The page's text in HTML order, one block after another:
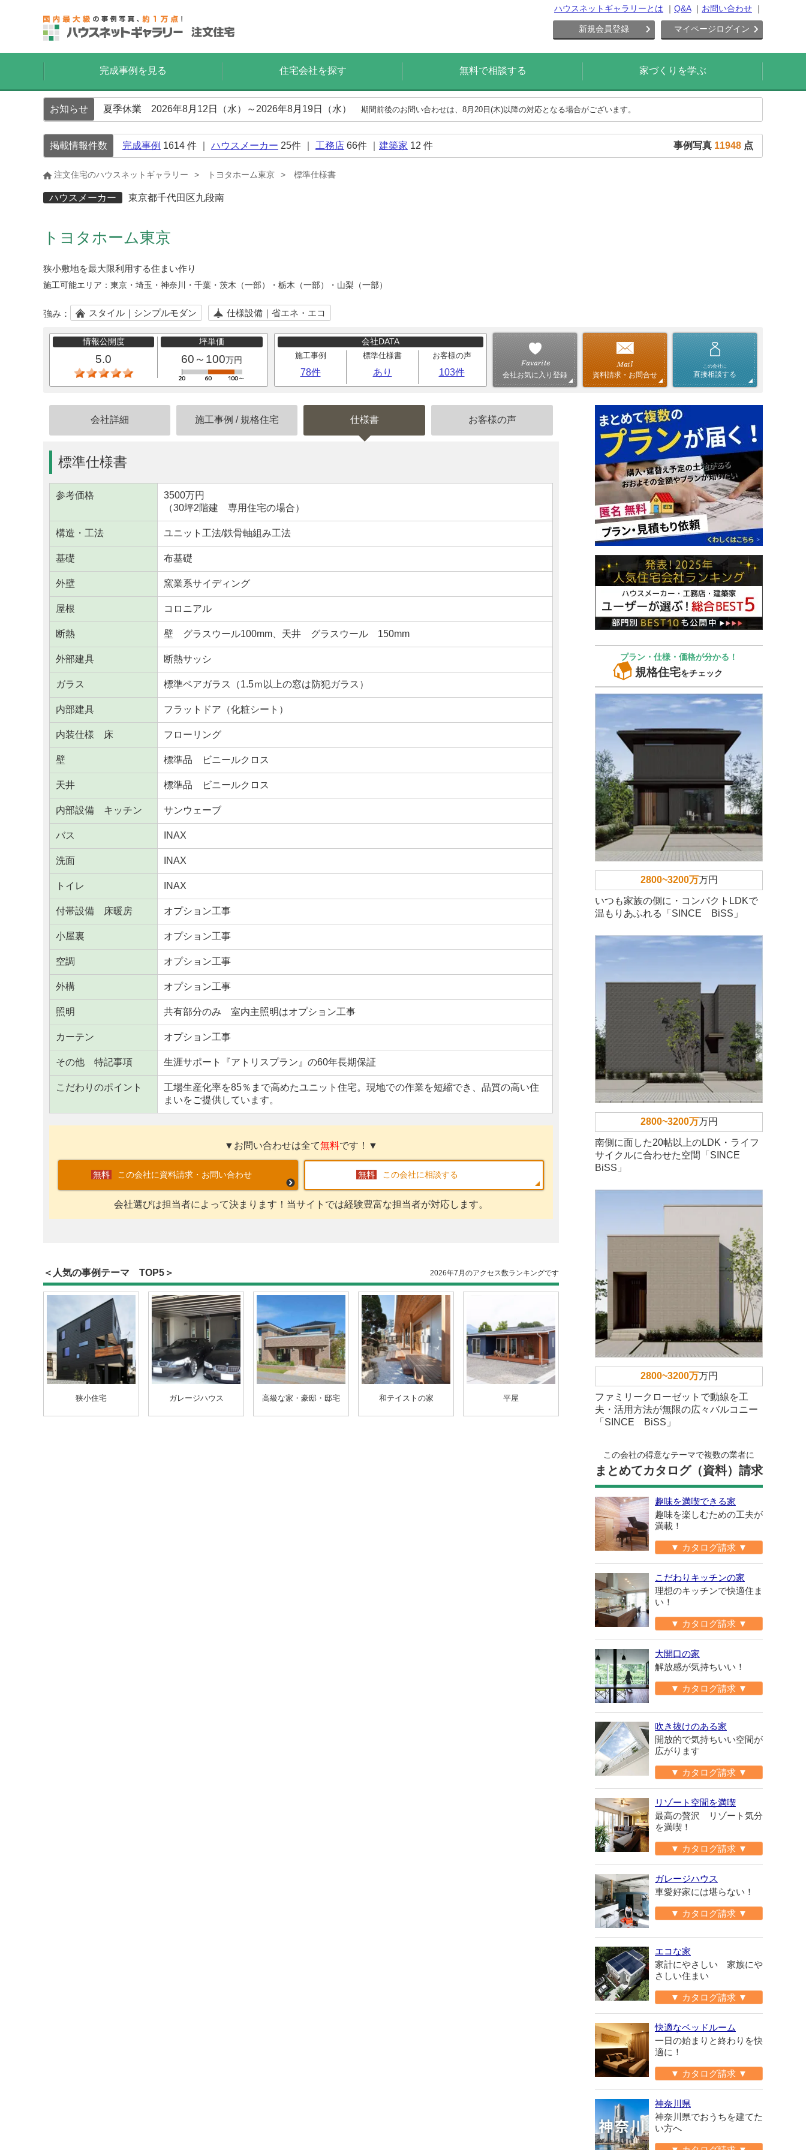
ハウスネットギャラリーとは Q&A お問い合わせ
新規会員登録 マイページログイン
完成事例を見る 住宅会社を探す 無料で相談する 家づくりを学ぶ
お知らせ 夏季休業 2026年8月12日（水）～2026年8月19日（水） 期間前後のお問い合わせは、8月20日(木)以降の対応となる場合がございます。
掲載情報件数 完成事例 1614 件 ｜ ハウスメーカー 25件 ｜ 工務店 66件 ｜ 建築家 12 件 事例写真 11948 点
注文住宅のハウスネットギャラリー トヨタホーム東京 標準仕様書
ハウスメーカー 東京都千代田区九段南
トヨタホーム東京
狭小敷地を最大限利用する住まい作り
施工可能エリア： 東京・埼玉・神奈川・千葉・茨木（一部）・栃木（一部）・山梨（一部）
強み： スタイル｜シンプルモダン 仕様設備｜省エネ・エコ
情報公開度
5.0
坪単価
60～100万円
会社DATA
施工事例
78件
標準仕様書
あり
お客様の声
103件 会社お気に入り登録 資料請求・お問合せ
この会社に
直接相談する
会社詳細 施工事例 / 規格住宅 仕様書 お客様の声
標準仕様書
参考価格
3500万円
（30坪2階建 専用住宅の場合）
構造・工法 ユニット工法/鉄骨軸組み工法
基礎 布基礎
外壁 窯業系サイディング
屋根 コロニアル
断熱 壁 グラスウール100mm、天井 グラスウール 150mm
外部建具 断熱サッシ
ガラス 標準ペアガラス（1.5ｍ以上の窓は防犯ガラス）
内部建具 フラットドア（化粧シート）
内装仕様 床 フローリング
壁 標準品 ビニールクロス
天井 標準品 ビニールクロス
内部設備 キッチン サンウェーブ
バス INAX
洗面 INAX
トイレ INAX
付帯設備 床暖房 オプション工事
小屋裏 オプション工事
空調 オプション工事
外構 オプション工事
照明 共有部分のみ 室内主照明はオプション工事
カーテン オプション工事
その他 特記事項 生涯サポート『アトリスプラン』の60年長期保証
こだわりのポイント
工場生産化率を85％まで高めたユニット住宅。現地での作業を短縮でき、品質の高い住
まいをご提供しています。
▼お問い合わせは全て無料です！▼
この会社に資料請求・お問い合わせ この会社に相談する
会社選びは担当者によって決まります！当サイトでは経験豊富な担当者が対応します。
＜人気の事例テーマ TOP5＞ 2026年7月のアクセス数ランキングです
狭小住宅 ガレージハウス 高級な家・豪邸・邸宅 和テイストの家 平屋
プラン・仕様・価格が分かる！
規格住宅をチェック
2800~3200万万円
いつも家族の側に・コンパクトLDKで
温もりあふれる「SINCE BiSS」
2800~3200万万円
南側に面した20帖以上のLDK・ライフ
サイクルに合わせた空間「SINCE
BiSS」
2800~3200万万円
ファミリークローゼットで動線を工
夫・活用方法が無限の広々バルコニー
「SINCE BiSS」
この会社の得意なテーマで複数の業者に
まとめてカタログ（資料）請求
趣味を満喫できる家
趣味を楽しむための工夫が
満載！
▼ カタログ請求 ▼
こだわりキッチンの家
理想のキッチンで快適住ま
い！
▼ カタログ請求 ▼
大開口の家
解放感が気持ちいい！
▼ カタログ請求 ▼
吹き抜けのある家
開放的で気持ちいい空間が
広がります
▼ カタログ請求 ▼
リゾート空間を満喫
最高の贅沢 リゾート気分
を満喫！
▼ カタログ請求 ▼
ガレージハウス
車愛好家には堪らない！
▼ カタログ請求 ▼
エコな家
家計にやさしい 家族にや
さしい住まい
▼ カタログ請求 ▼
快適なベッドルーム
一日の始まりと終わりを快
適に！
▼ カタログ請求 ▼
神奈川県
神奈川県でおうちを建てた
い方へ